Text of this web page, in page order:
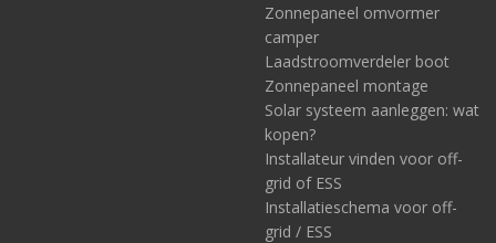
Zonnepaneel omvormer
camper
Laadstroomverdeler boot
Zonnepaneel montage
Solar systeem aanleggen: wat
kopen?
Installateur vinden voor off-
grid of ESS
Installatieschema voor off-
grid / ESS